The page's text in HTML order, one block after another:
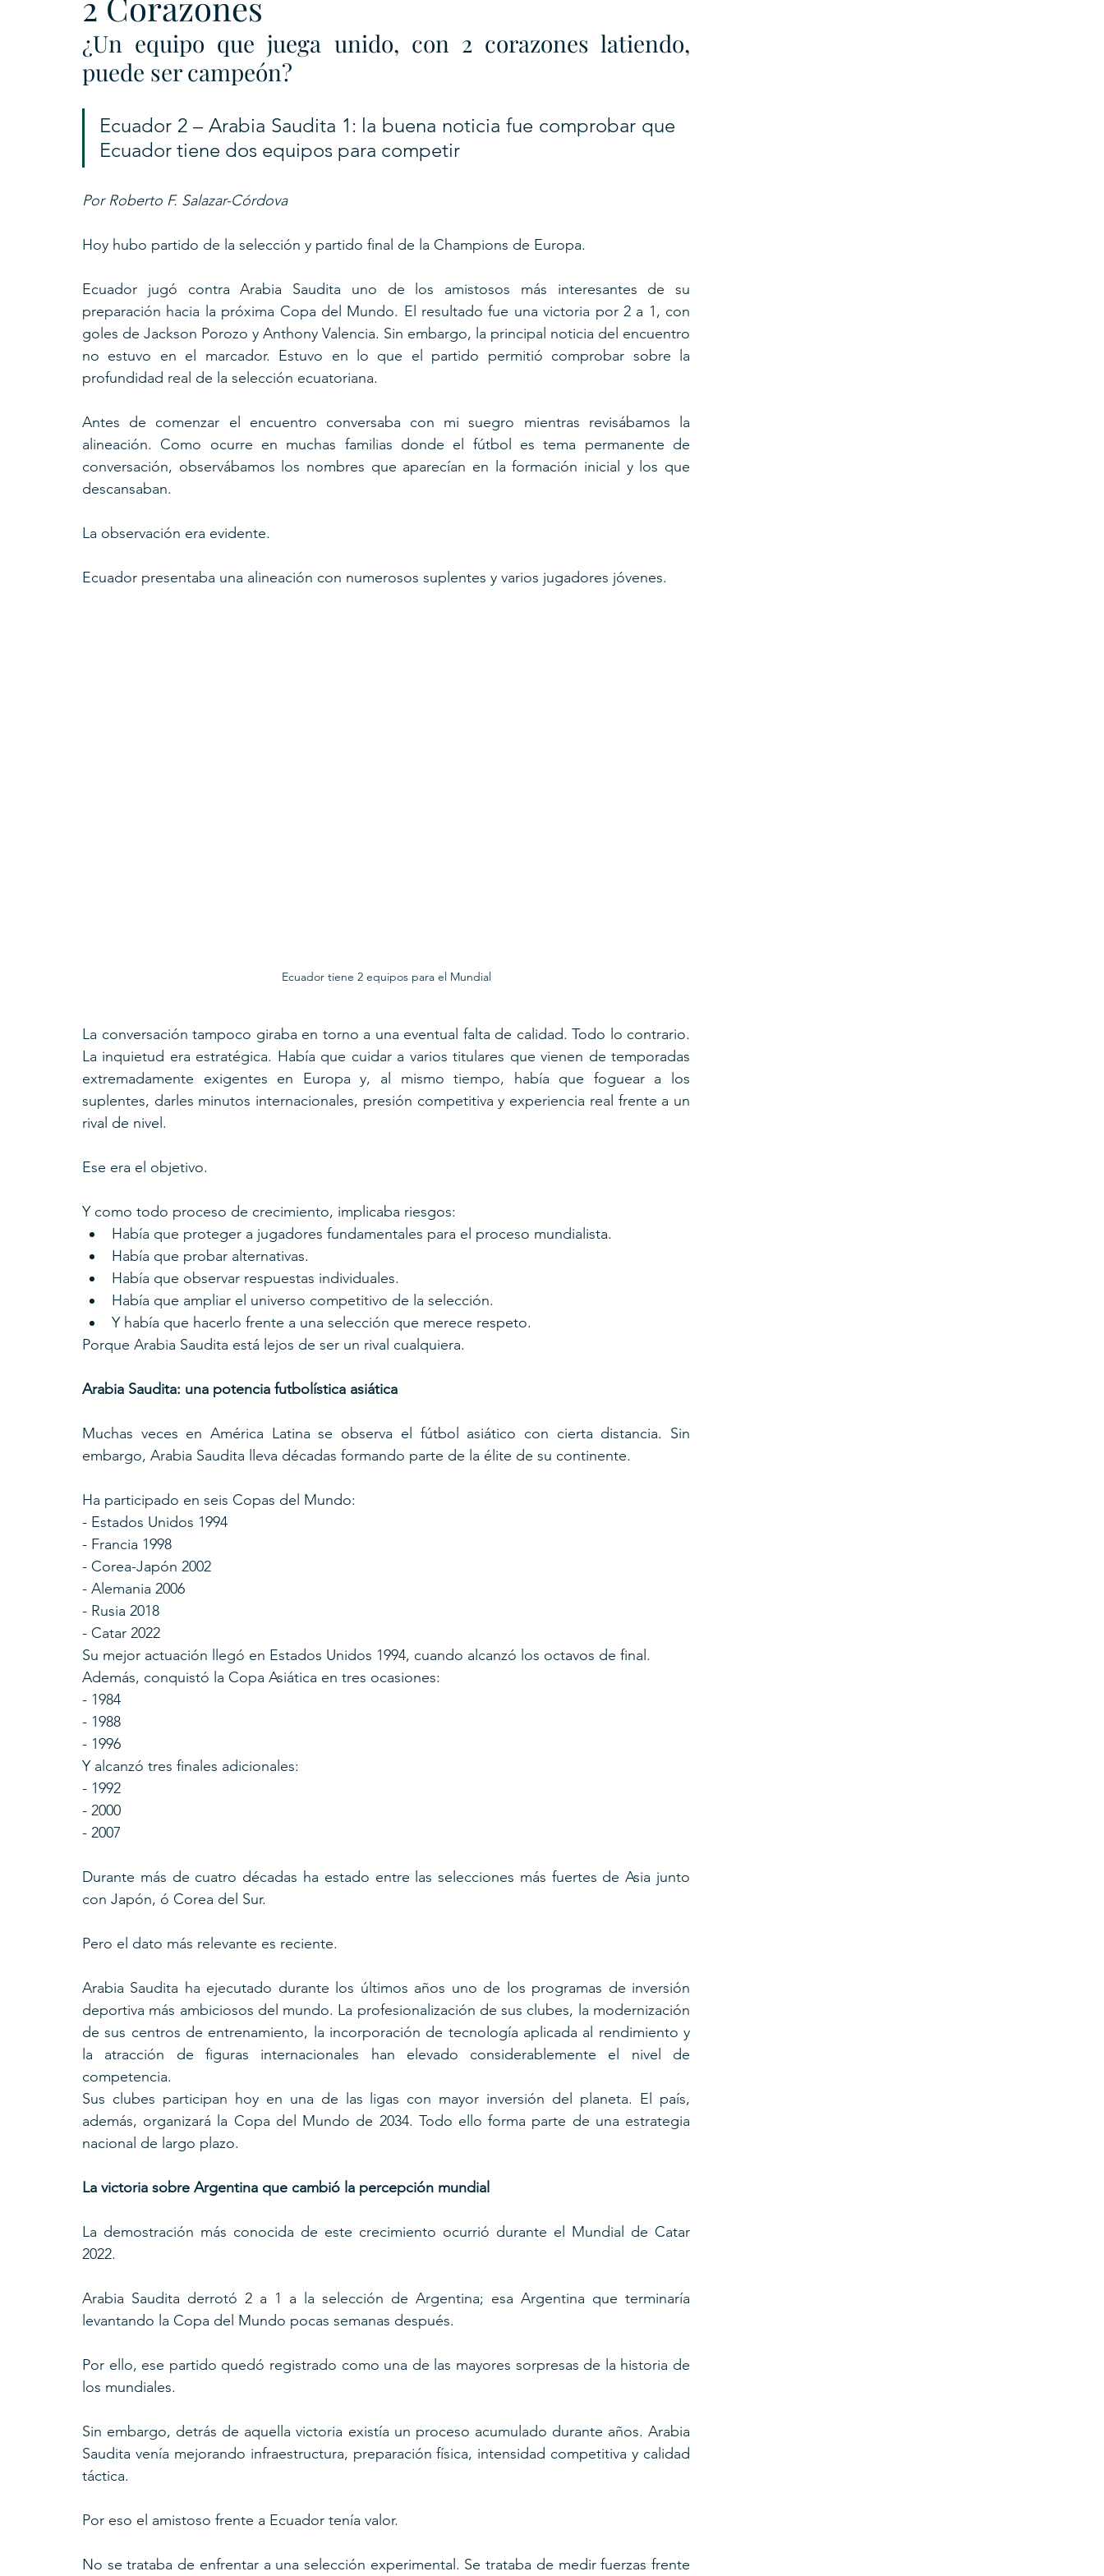
¿Un equipo que juega unido, con 2 corazones latiendo,
puede ser campeón?
Ecuador 2 – Arabia Saudita 1: la buena noticia fue comprobar que
Ecuador tiene dos equipos para competir
Por Roberto F. Salazar-Córdova
Hoy hubo partido de la selección y partido final de la Champions de Europa.
Ecuador jugó contra Arabia Saudita uno de los amistosos más interesantes de su
preparación hacia la próxima Copa del Mundo. El resultado fue una victoria por 2 a 1, con
goles de Jackson Porozo y Anthony Valencia. Sin embargo, la principal noticia del encuentro
no estuvo en el marcador. Estuvo en lo que el partido permitió comprobar sobre la
profundidad real de la selección ecuatoriana.
Antes de comenzar el encuentro conversaba con mi suegro mientras revisábamos la
alineación. Como ocurre en muchas familias donde el fútbol es tema permanente de
conversación, observábamos los nombres que aparecían en la formación inicial y los que
descansaban.
La observación era evidente.
Ecuador presentaba una alineación con numerosos suplentes y varios jugadores jóvenes.
Ecuador tiene 2 equipos para el Mundial
La conversación tampoco giraba en torno a una eventual falta de calidad. Todo lo contrario.
La inquietud era estratégica. Había que cuidar a varios titulares que vienen de temporadas
extremadamente exigentes en Europa y, al mismo tiempo, había que foguear a los
suplentes, darles minutos internacionales, presión competitiva y experiencia real frente a un
rival de nivel.
Ese era el objetivo.
Y como todo proceso de crecimiento, implicaba riesgos:
Había que proteger a jugadores fundamentales para el proceso mundialista.
Había que probar alternativas.
Había que observar respuestas individuales.
Había que ampliar el universo competitivo de la selección.
Y había que hacerlo frente a una selección que merece respeto.
Porque Arabia Saudita está lejos de ser un rival cualquiera.
Arabia Saudita: una potencia futbolística asiática
Muchas veces en América Latina se observa el fútbol asiático con cierta distancia. Sin
embargo, Arabia Saudita lleva décadas formando parte de la élite de su continente.
Ha participado en seis Copas del Mundo:
- Estados Unidos 1994
- Francia 1998
- Corea-Japón 2002
- Alemania 2006
- Rusia 2018
- Catar 2022
Su mejor actuación llegó en Estados Unidos 1994, cuando alcanzó los octavos de final.
Además, conquistó la Copa Asiática en tres ocasiones:
- 1984
- 1988
- 1996
Y alcanzó tres finales adicionales:
- 1992
- 2000
- 2007
Durante más de cuatro décadas ha estado entre las selecciones más fuertes de Asia junto
con Japón, ó Corea del Sur.
Pero el dato más relevante es reciente.
Arabia Saudita ha ejecutado durante los últimos años uno de los programas de inversión
deportiva más ambiciosos del mundo. La profesionalización de sus clubes, la modernización
de sus centros de entrenamiento, la incorporación de tecnología aplicada al rendimiento y
la atracción de figuras internacionales han elevado considerablemente el nivel de
competencia.
Sus clubes participan hoy en una de las ligas con mayor inversión del planeta. El país,
además, organizará la Copa del Mundo de 2034. Todo ello forma parte de una estrategia
nacional de largo plazo.
La victoria sobre Argentina que cambió la percepción mundial
La demostración más conocida de este crecimiento ocurrió durante el Mundial de Catar
2022.
Arabia Saudita derrotó 2 a 1 a la selección de Argentina; esa Argentina que terminaría
levantando la Copa del Mundo pocas semanas después.
Por ello, ese partido quedó registrado como una de las mayores sorpresas de la historia de
los mundiales.
Sin embargo, detrás de aquella victoria existía un proceso acumulado durante años. Arabia
Saudita venía mejorando infraestructura, preparación física, intensidad competitiva y calidad
táctica.
Por eso el amistoso frente a Ecuador tenía valor.
No se trataba de enfrentar a una selección experimental. Se trataba de medir fuerzas frente